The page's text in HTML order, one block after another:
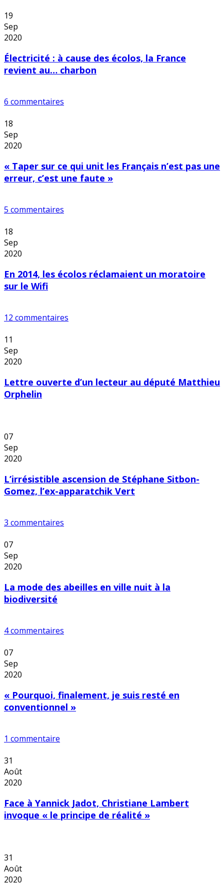
19
Sep
2020
Électricité : à cause des écolos, la France
revient au… charbon
6 commentaires
18
Sep
2020
« Taper sur ce qui unit les Français n’est pas une
erreur, c’est une faute »
5 commentaires
18
Sep
2020
En 2014, les écolos réclamaient un moratoire
sur le Wifi
12 commentaires
11
Sep
2020
Lettre ouverte d’un lecteur au député Matthieu
Orphelin
07
Sep
2020
L’irrésistible ascension de Stéphane Sitbon-
Gomez, l’ex-apparatchik Vert
3 commentaires
07
Sep
2020
La mode des abeilles en ville nuit à la
biodiversité
4 commentaires
07
Sep
2020
« Pourquoi, finalement, je suis resté en
conventionnel »
1 commentaire
31
Août
2020
Face à Yannick Jadot, Christiane Lambert
invoque « le principe de réalité »
31
Août
2020